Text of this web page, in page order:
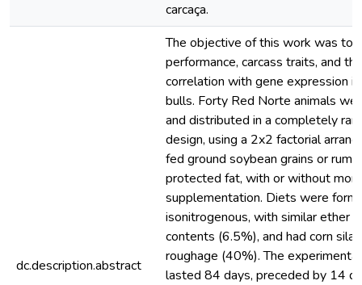
carcaça.
dc.description.abstract
The objective of this work was to
performance, carcass traits, and
correlation with gene expression
bulls. Forty Red Norte animals
and distributed in a completely
design, using a 2x2 factorial
fed ground soybean grains or
protected fat, with or without
supplementation. Diets were
isonitrogenous, with similar ether
contents (6.5%), and had corn
roughage (40%). The
lasted 84 days, preceded by 14